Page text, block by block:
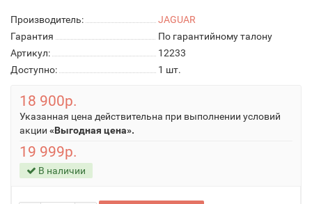
Производитель:
JAGUAR
Гарантия
По гарантийному талону
Артикул:
12233
Доступно:
1 шт.
18 900р.
Указанная цена действительна при выполнении условий
акции «Выгодная цена».
19 999р.
В наличии